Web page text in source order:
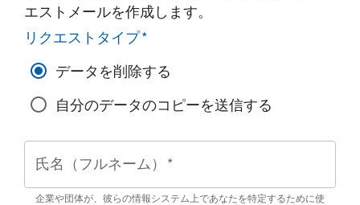
エストメールを作成します。
リクエストタイプ*
データを削除する
自分のデータのコピーを送信する
氏名（フルネーム） *
企業や団体が、彼らの情報システム上であなたを特定するために使